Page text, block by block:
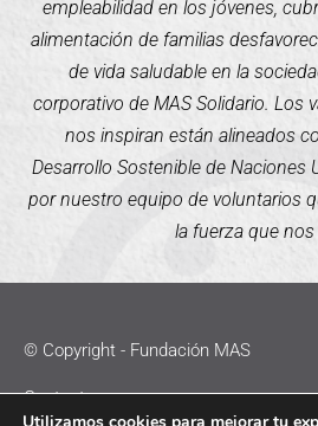
empleabilidad en los jóvenes,
alimentación de familias
de vida saludable en la
corporativo de MAS Solidario. Los
nos inspiran están alineados
Desarrollo Sostenible de Naciones
por nuestro equipo de voluntarios
la fuerza que nos
© Copyright - Fundación MAS
Contacto